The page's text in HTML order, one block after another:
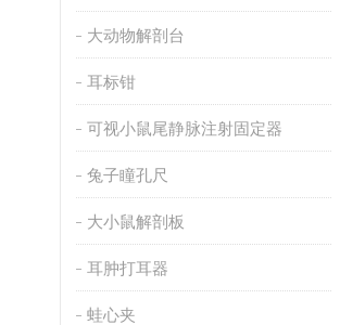
大动物解剖台
耳标钳
可视小鼠尾静脉注射固定器
兔子瞳孔尺
大小鼠解剖板
耳肿打耳器
蛙心夹